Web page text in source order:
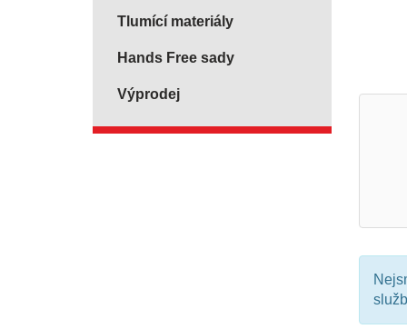
Tlumící materiály
Hands Free sady
Výprodej